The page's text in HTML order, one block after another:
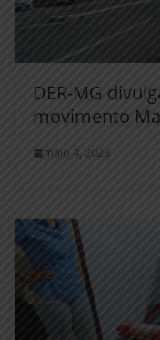
DER-MG
movimento
maio 4, 2023